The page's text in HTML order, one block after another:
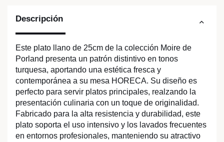
Descripción
Este plato llano de 25cm de la colección Moire de
Porland presenta un patrón distintivo en tonos
turquesa, aportando una estética fresca y
contemporánea a su mesa HORECA. Su diseño es
perfecto para servir platos principales, realzando la
presentación culinaria con un toque de originalidad.
Fabricado para la alta resistencia y durabilidad, este
plato soporta el uso intensivo y los lavados frecuentes
en entornos profesionales, manteniendo su atractivo